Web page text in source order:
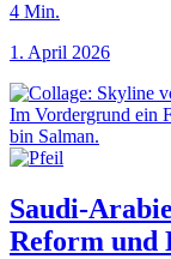
4 Min.
1. April 2026
Saudi-
Reform und